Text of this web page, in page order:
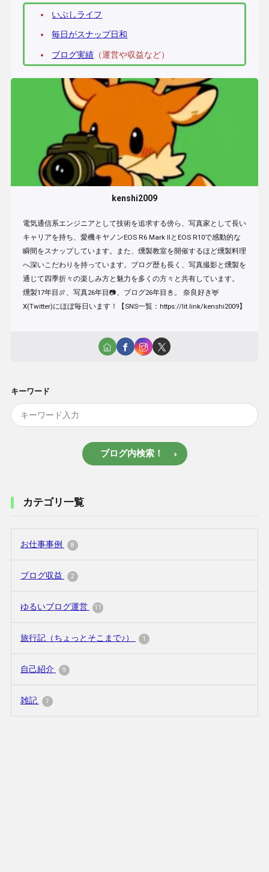
いぶしライフ
毎日がスナップ日和
ブログ実績 （運営や収益など）
kenshi2009
電気通信系エンジニアとして技術を追求する傍ら、写真家として長い
キャリアを持ち、愛機キヤノンEOS R6 Mark IIとEOS R10で感動的な
瞬間をスナップしています。また、燻製教室を開催するほど燻製料理
へ深いこだわりを持っています。ブログ歴も長く、写真撮影と燻製を
通じて四季折々の楽しみ方と魅力を多くの方々と共有しています。
燻製17年目🍖、写真26年目📷、ブログ26年目📓。 奈良好き🦌
X(Twitter)にほぼ毎日います！【SNS一覧：https://lit.link/kenshi2009】
キーワード
ブログ内検索！
カテゴリ一覧
お仕事事例 8
ブログ収益 2
ゆるいブログ運営 11
旅行記（ちょっとそこまで♪） 1
自己紹介 9
雑記 7